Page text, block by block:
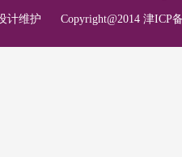
计维护 Copyright@2014 津ICP